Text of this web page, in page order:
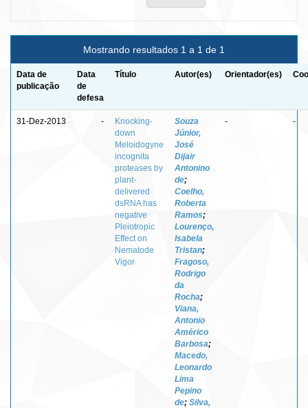
Mostrando resultados 1 a 1 de 1
Data de
publicação
Data
de
defesa
Título Autor(es) Orientador(es)
31-Dez-2013 -
Knocking-
down
Meloidogyne
incognita
proteases by
plant-
delivered
dsRNA has
negative
Pleiotropic
Effect on
Nematode
Vigor
Souza
Júnior,
José
Dijair
Antonino
de;
Coelho,
Roberta
Ramos;
Lourenço,
Isabela
Tristan;
Fragoso,
Rodrigo
da
Rocha;
Viana,
Antonio
Américo
Barbosa;
Macedo,
Leonardo
Lima
Pepino
de; Silva,
- -